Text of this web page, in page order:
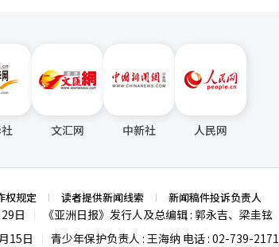
文汇网 中新社 人民网
权规定 读者提供新闻线索 新闻稿件投诉负责人
日 《亚洲日报》发行人及总编辑 : 郭永吉、梁圭铉
15日 青少年保护负责人 : 王海纳 电话 : 02-739-2171